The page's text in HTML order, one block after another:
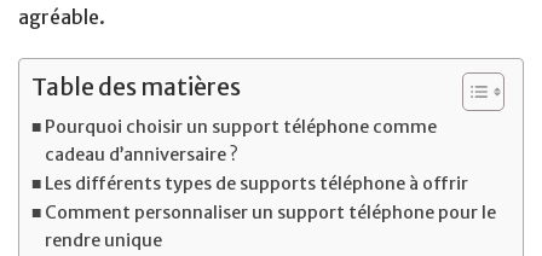
agréable.
Table des matières
Pourquoi choisir un support téléphone comme
cadeau d’anniversaire ?
Les différents types de supports téléphone à offrir
Comment personnaliser un support téléphone pour le
rendre unique